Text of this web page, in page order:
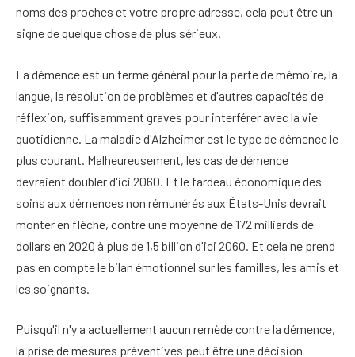
noms des proches et votre propre adresse, cela peut être un
signe de quelque chose de plus sérieux.
La démence est un terme général pour la perte de mémoire, la
langue, la résolution de problèmes et d'autres capacités de
réflexion, suffisamment graves pour interférer avec la vie
quotidienne. La maladie d'Alzheimer est le type de démence le
plus courant. Malheureusement, les cas de démence
devraient doubler d'ici 2060. Et le fardeau économique des
soins aux démences non rémunérés aux États-Unis devrait
monter en flèche, contre une moyenne de 172 milliards de
dollars en 2020 à plus de 1,5 billion d'ici 2060. Et cela ne prend
pas en compte le bilan émotionnel sur les familles, les amis et
les soignants.
Puisqu'il n'y a actuellement aucun remède contre la démence,
la prise de mesures préventives peut être une décision